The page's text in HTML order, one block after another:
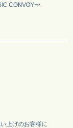
CONVOY〜
上げのお客様に